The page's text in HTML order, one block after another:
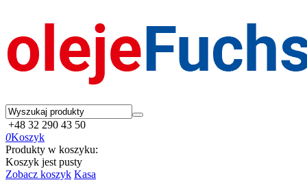
+48 32 290 43 50
0Koszyk
Produkty w koszyku:
Koszyk jest pusty
Zobacz koszyk Kasa